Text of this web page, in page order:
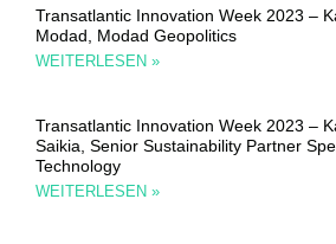
Transatlantic Innovation Week 2023 –
Modad, Modad Geopolitics
WEITERLESEN »
Transatlantic Innovation Week 2023 –
Saikia, Senior Sustainability Partner
Technology
WEITERLESEN »